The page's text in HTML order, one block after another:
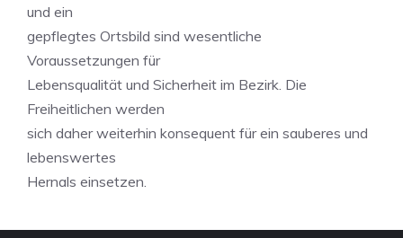
und ein
gepflegtes Ortsbild sind wesentliche
Voraussetzungen für
Lebensqualität und Sicherheit im Bezirk. Die
Freiheitlichen werden
sich daher weiterhin konsequent für ein sauberes und
lebenswertes
Hernals einsetzen.